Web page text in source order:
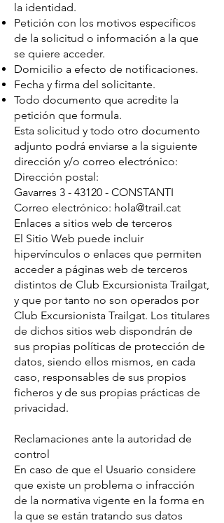
la identidad.
Petición con los motivos específicos
de la solicitud o información a la que
se quiere acceder.
Domicilio a efecto de notificaciones.
Fecha y firma del solicitante.
Todo documento que acredite la
petición que formula.
Esta solicitud y todo otro documento
adjunto podrá enviarse a la siguiente
dirección y/o correo electrónico:
Dirección postal:
Gavarres 3 - 43120 - CONSTANTI
Correo electrónico: hola@trail.cat
Enlaces a sitios web de terceros
El Sitio Web puede incluir
hipervínculos o enlaces que permiten
acceder a páginas web de terceros
distintos de Club Excursionista Trailgat,
y que por tanto no son operados por
Club Excursionista Trailgat. Los titulares
de dichos sitios web dispondrán de
sus propias políticas de protección de
datos, siendo ellos mismos, en cada
caso, responsables de sus propios
ficheros y de sus propias prácticas de
privacidad.
Reclamaciones ante la autoridad de
control
En caso de que el Usuario considere
que existe un problema o infracción
de la normativa vigente en la forma en
la que se están tratando sus datos